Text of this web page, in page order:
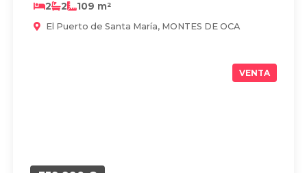
2 2 109 m²
El Puerto de Santa María, MONTES DE OCA
VENTA